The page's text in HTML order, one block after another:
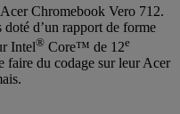
Chromebook Vero 712.
d’un rapport de forme
Intel® Core™ de 12e
faire du codage sur leur Acer